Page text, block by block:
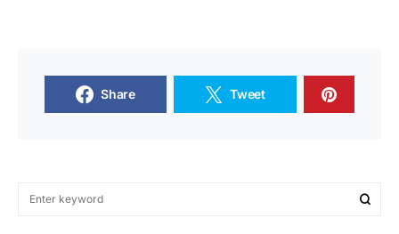
Share Tweet